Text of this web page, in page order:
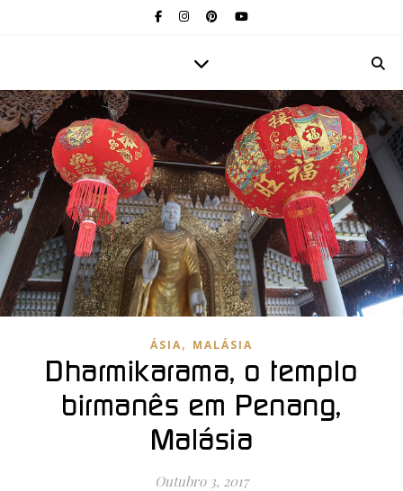
ÁSIA, MALÁSIA
Dharmikarama, o templo
birmanês em Penang,
Malásia
Outubro 3, 2017